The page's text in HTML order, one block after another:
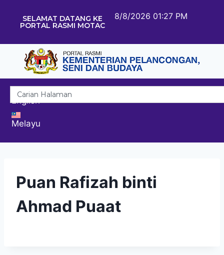
SELAMAT DATANG KE
PORTAL RASMI MOTAC
8/8/2026 01:27 PM
English
Melayu
Puan Rafizah binti
Ahmad Puaat